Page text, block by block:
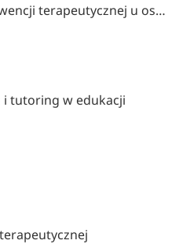
Analiza zachowania w interwencji terapeutycznej u osób z autyzmem i trudnościami rozwojowymi lub behawioralnymi
tutoring w edukacji